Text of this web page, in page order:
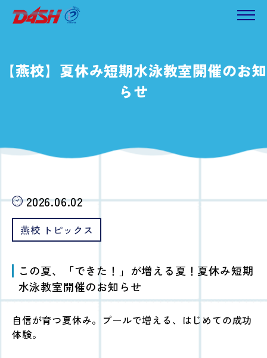
【燕校】夏休み短期水泳教室開催のお知
らせ
2026.06.02
燕校 トピックス
この夏、「できた！」が増える夏！夏休み短期
水泳教室開催のお知らせ
自信が育つ夏休み。プールで増える、はじめての成功
体験。